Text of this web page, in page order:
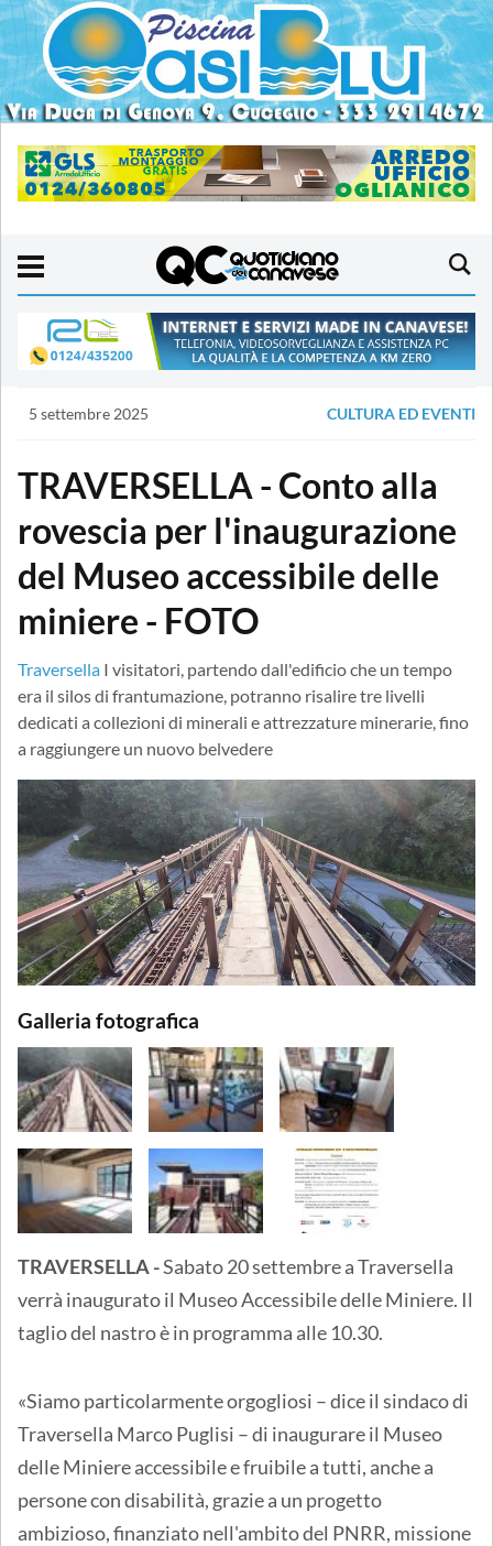
5 settembre 2025 CULTURA ED EVENTI
TRAVERSELLA - Conto alla
rovescia per l'inaugurazione
del Museo accessibile delle
miniere - FOTO
Traversella I visitatori, partendo dall'edificio che un tempo
era il silos di frantumazione, potranno risalire tre livelli
dedicati a collezioni di minerali e attrezzature minerarie, fino
a raggiungere un nuovo belvedere
Galleria fotografica
TRAVERSELLA -Sabato 20 settembre a Traversella
verrà inaugurato il Museo Accessibile delle Miniere. Il
taglio del nastro è in programma alle 10.30.
«Siamo particolarmente orgogliosi – dice il sindaco di
Traversella Marco Puglisi – di inaugurare il Museo
delle Miniere accessibile e fruibile a tutti, anche a
persone con disabilità, grazie a un progetto
ambizioso, finanziato nell'ambito del PNRR, missione